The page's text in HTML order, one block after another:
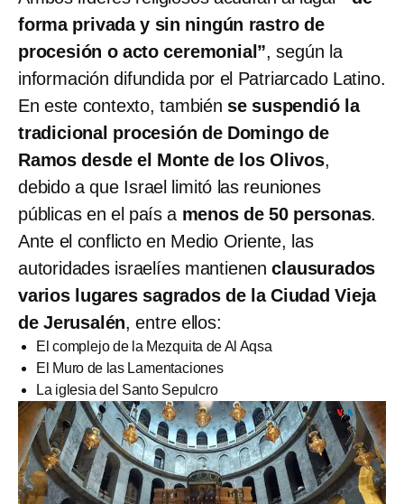
forma privada y sin ningún rastro de
procesión o acto ceremonial”, según la
información difundida por el Patriarcado Latino.
En este contexto, también se suspendió la
tradicional procesión de Domingo de
Ramos desde el Monte de los Olivos,
debido a que Israel limitó las reuniones
públicas en el país a menos de 50 personas.
Ante el conflicto en Medio Oriente, las
autoridades israelíes mantienenclausurados
varios lugares sagrados de la Ciudad Vieja
de Jerusalén, entre ellos:
El complejo de la Mezquita de Al Aqsa
El Muro de las Lamentaciones
La iglesia del Santo Sepulcro